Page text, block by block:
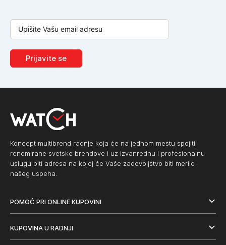
Prijavite se
Koncept multibrend radnje koja će na jednom mestu spojiti
renomirane svetske brendove i uz izvanrednu i profesionalnu
uslugu biti adresa na kojoj će Vaše zadovoljstvo biti merilo
našeg uspeha.
POMOĆ PRI ONLINE KUPOVINI
KUPOVINA U RADNJI